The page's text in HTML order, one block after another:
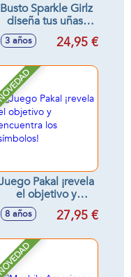
Busto Sparkle Girlz
diseña tus uñas,
incluye accesorios,
25cm
3 años 24,95 €
Pakal ¡revela
el objetivo y
encuentra los
símbolos!
8 años 27,95 €